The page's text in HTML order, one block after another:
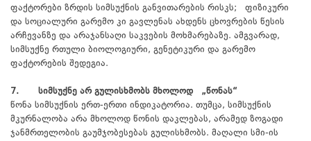
ფაქტორები ზრდის სიმსუქნის განვითარების რისკს; ფიზიკური
და სოციალური გარემო კი გავლენას ახდენს ცხოვრების წესის
არჩევანზე და არაჯანსაღი საკვების მოხმარებაზე. ამგვარად,
სიმსუქნე რთული ბიოლოგიური, გენეტიკური და გარემო
ფაქტორების შედეგია.
7. სიმსუქნე არ გულისხმობს მხოლოდ „წონას“
წონა სიმსუქნის ერთ-ერთი ინდიკატორია. თუმცა, სიმსუქნის
მკურნალობა არა მხოლოდ წონის დაკლებას, არამედ ზოგადი
ჯანმრთელობის გაუმჯობესებას გულისხმობს. მაღალი სმი-ის